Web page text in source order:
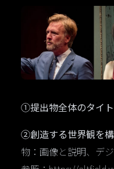
①提出物全体のタイ
②創造する世界観を
物：画像と説明、デ